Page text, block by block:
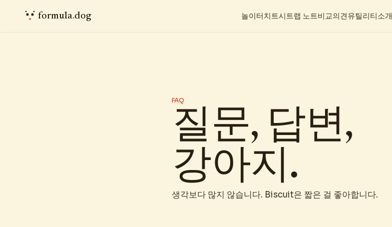
formula.dog 놀이터치트시트랩 노트비교의견유틸리티소개
FAQ
질문, 답변,
강아지.
생각보다 많지 않습니다. Biscuit은 짧은 걸 좋아합니다.